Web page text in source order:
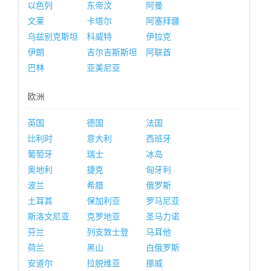
以色列
东帝汶
阿曼
文莱
卡塔尔
阿塞拜疆
乌兹别克斯坦
科威特
伊拉克
伊朗
吉尔吉斯斯坦
阿联酋
巴林
亚美尼亚
欧洲
英国 德国
法国
比利时
意大利
西班牙
葡萄牙
瑞士
冰岛
奥地利
捷克
匈牙利
波兰
希腊
俄罗斯
土耳其
保加利亚
罗马尼亚
斯洛文尼亚
克罗地亚
圣马力诺
芬兰
列支敦士登
马耳他
荷兰
黑山
白俄罗斯
安道尔
拉脱维亚
挪威